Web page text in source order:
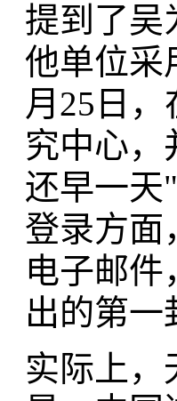
提到了吴
他单位采
月25日
究中心，
还早一天
登录方面
电子邮
出的第一
实际上，